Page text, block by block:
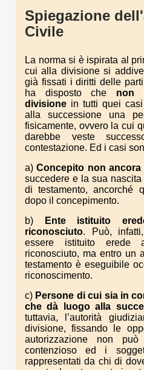
Spiegazione
Civile
La norma si è ispirata al
cui alla divisione si
già fissati i diritti delle
ha disposto che non
divisione in tutti quei
alla successione una
fisicamente, ovvero la cui
darebbe veste
contestazione. Ed i casi
a)Concepito non ancora
succedere e la sua
di testamento, ancorché
dopo il concepimento.
b)
Ente istituito
riconosciuto. Può,
essere istituito erede
riconosciuto, ma entro un
testamento è eseguibile
riconoscimento.
c) Persone di cui sia in
che dà luogo alla
tuttavia, l’autorità
divisione, fissando le
autorizzazione non
contenzioso ed i
rappresentati da chi di